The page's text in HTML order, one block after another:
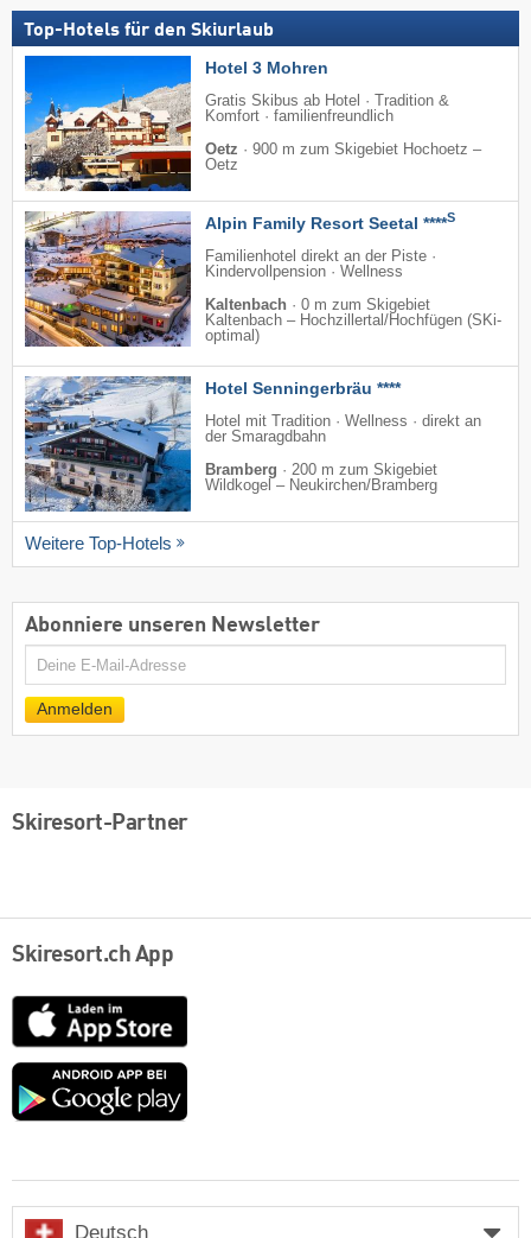
Top-Hotels für den Skiurlaub
Hotel 3 Mohren
Gratis Skibus ab Hotel · Tradition &
Komfort · familienfreundlich
Oetz · 900 m zum Skigebiet Hochoetz –
Oetz
Alpin Family Resort Seetal ****S
Familienhotel direkt an der Piste ·
Kindervollpension · Wellness
Kaltenbach · 0 m zum Skigebiet
Kaltenbach – Hochzillertal/​Hochfügen (SKi-
optimal)
Hotel Senningerbräu ****
Hotel mit Tradition · Wellness · direkt an
der Smaragdbahn
Bramberg · 200 m zum Skigebiet
Wildkogel – Neukirchen/​Bramberg
Weitere Top-Hotels
Abonniere unseren Newsletter
E-
Anmelden
Skiresort-Partner
Skiresort.ch App
App
Store
Google
Deutsch